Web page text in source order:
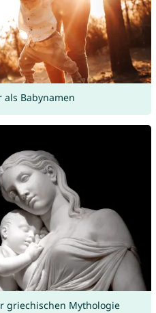
als Babynamen
griechischen Mythologie